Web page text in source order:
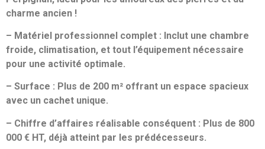
charme ancien !
– Matériel professionnel complet : Inclut une chambre
froide, climatisation, et tout l’équipement nécessaire
pour une activité optimale.
– Surface : Plus de 200 m² offrant un espace spacieux
avec un cachet unique.
– Chiffre d’affaires réalisable conséquent : Plus de 800
000 € HT, déjà atteint par les prédécesseurs.